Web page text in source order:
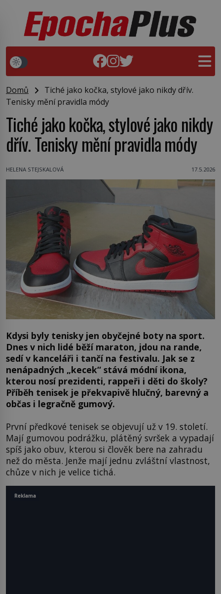
Domů
Tiché jako kočka, stylové jako nikdy dřív.
Tenisky mění pravidla módy
Tiché jako kočka, stylové jako nikdy
dřív. Tenisky mění pravidla módy
HELENA STEJSKALOVÁ 17.5.2026
Kdysi byly tenisky jen obyčejné boty na sport.
Dnes v nich lidé běží maraton, jdou na rande,
sedí v kanceláři i tančí na festivalu. Jak se z
nenápadných „kecek“ stává módní ikona,
kterou nosí prezidenti, rappeři i děti do školy?
Příběh tenisek je překvapivě hlučný, barevný a
občas i legračně gumový.
První předkové tenisek se objevují už v 19. století.
Mají gumovou podrážku, plátěný svršek a vypadají
spíš jako obuv, kterou si člověk bere na zahradu
než do města. Jenže mají jednu zvláštní vlastnost,
chůze v nich je velice tichá.
Reklama